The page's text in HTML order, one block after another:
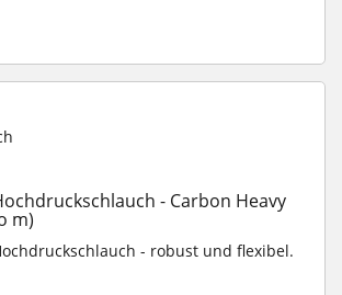
- Carbon Heavy
m)
- robust und flexibel.